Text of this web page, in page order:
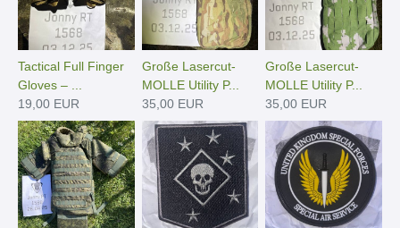
Tactical Full Finger
Gloves – ...
19,00 EUR
Große Lasercut-
MOLLE Utility P...
35,00 EUR
Große Lasercut-
MOLLE Utility P...
35,00 EUR